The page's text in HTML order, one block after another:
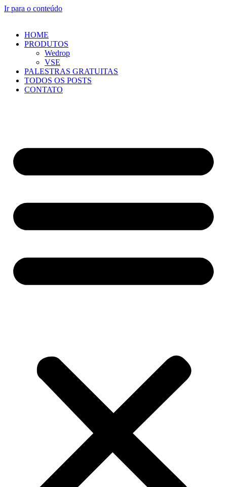
Ir para o conteúdo
HOME
PRODUTOS
Wedrop
VSE
PALESTRAS GRATUITAS
TODOS OS POSTS
CONTATO